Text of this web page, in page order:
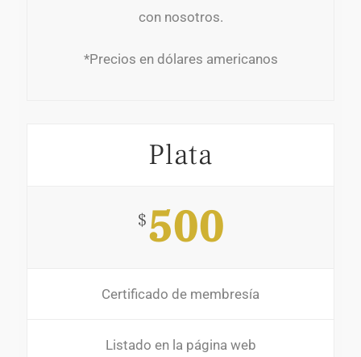
con nosotros.
*Precios en dólares americanos
Plata
$500
Certificado de membresía
Listado en la página web